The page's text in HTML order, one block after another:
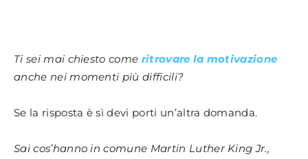
Ti sei mai chiesto come ritrovare la motivazione
anche nei momenti più difficili?
Se la risposta è sì devi porti un’altra domanda.
Sai cos’hanno in comune Martin Luther King Jr.,